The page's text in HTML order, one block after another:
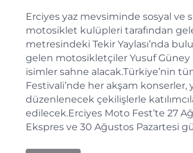
Erciyes yaz mevsiminde sosyal ve
motosiklet kulüpleri tarafından
metresindeki Tekir Yaylası’nda
gelen motosikletçiler Yusuf Güney
isimler sahne alacak.Türkiye’nin
Festivali’nde her akşam
düzenlenecek çekilişlerle
edilecek.Erciyes Moto Fest’te 27
Ekspres ve 30 Ağustos Pazartesi